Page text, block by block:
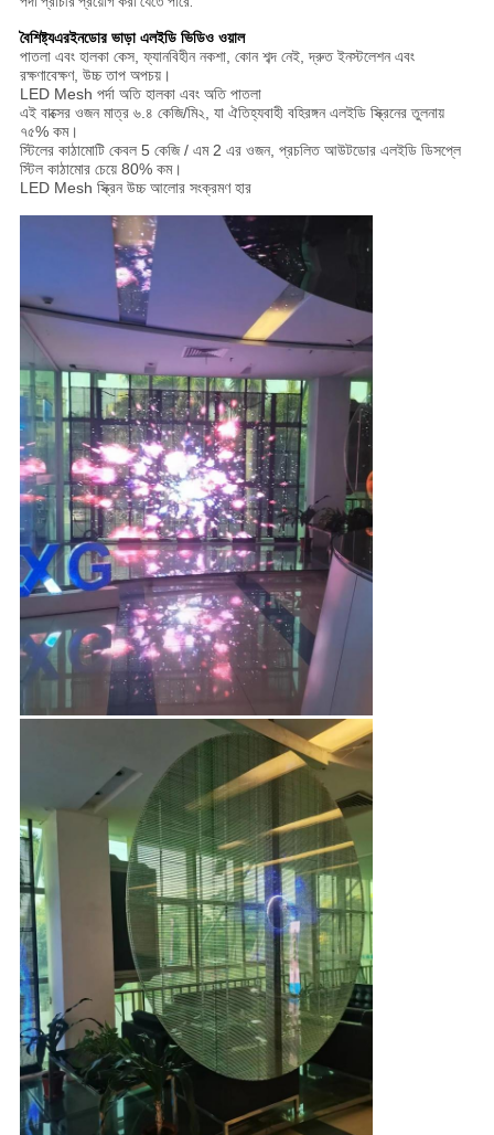
বৈশিষ্ট্যএরইনডোর ভাড়া এলইডি ভিডিও ওয়াল
পাতলা এবং হালকা কেস, ফ্যানবিহীন নকশা, কোন শব্দ নেই, দ্রুত ইনস্টলেশন এবং
রক্ষণাবেক্ষণ, উচ্চ তাপ অপচয়।
LED Mesh পর্দা অতি হালকা এবং অতি পাতলা
এই বাক্সের ওজন মাত্র ৬.৪ কেজি/মি২, যা ঐতিহ্যবাহী বহিরঙ্গন এলইডি স্ক্রিনের তুলনায়
৭৫% কম।
স্টিলের কাঠামোটি কেবল 5 কেজি / এম 2 এর ওজন, প্রচলিত আউটডোর এলইডি ডিসপ্লে
স্টিল কাঠামোর চেয়ে 80% কম।
LED Mesh স্ক্রিন উচ্চ আলোর সংক্রমণ হার